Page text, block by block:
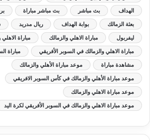
الهداف بث مباشر بث مباشر مباراة
بعثة الزمالك بوابة الهداف ريال مدريد
ليفربول مباراة الاهلي والزمالك مباراة
مباراة الاهلي والزمالك في السوبر الأفريقي مباراة
مشاهدة مباراة موعد مباراة الأهلي والزمالك
موعد مباراة الأهلي والزمالك في كأس السوبر الافريقي
موعد مباراة الاهلي والزمالك
موعد مباراة الاهلي والزمالك في السوبر الأفريقي لكرة اليد